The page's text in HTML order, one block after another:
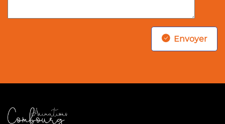
Envoyer